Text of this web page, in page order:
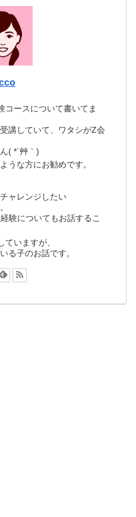
コースについて書いてま
講していて、ワタシがZ会
( *´艸｀)
うな方にお勧めです。
ャレンジしたい
験についてもお話するこ
いますが、
る子のお話です。